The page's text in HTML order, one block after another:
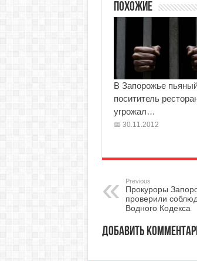
Похожие
В Запорожье
посититель
угрожал…
30.11.2012
Previous
Прокуроры
проверили
Водного Кодекса
Добавить